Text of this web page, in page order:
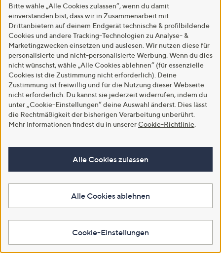
Mein QVC
Verwalte deine persönlichen Daten und Bestellungen sowie deine
Wunschliste in deinem Kundenkonto
Kunden-Konto Bestell-Status
Mobil shoppen
Jetzt die QVC App für Smartphone, Tablet & Co. herunterladen
und überall live dabei sein!
Bitte wähle „Alle Cookies zulassen“, wenn du damit
einverstanden bist, dass wir in Zusammenarbeit mit
Drittanbietern auf deinem Endgerät technische & profilbildende
Cookies und andere Tracking-Technologien zu Analyse- &
Marketingzwecken einsetzen und auslesen. Wir nutzen diese für
personalisierte und nicht-personalisierte Werbung. Wenn du dies
nicht wünschst, wähle „Alle Cookies ablehnen“ (für essenzielle
Cookies ist die Zustimmung nicht erforderlich). Deine
Zustimmung ist freiwillig und für die Nutzung dieser Webseite
nicht erforderlich. Du kannst sie jederzeit widerrufen, indem du
unter „Cookie-Einstellungen“ deine Auswahl änderst. Dies lässt
die Rechtmäßigkeit der bisherigen Verarbeitung unberührt.
Mehr Informationen findest du in unserer Cookie-Richtlinie
Alle Cookies zulassen
Alle Cookies ablehnen
Cookie-Einstellungen